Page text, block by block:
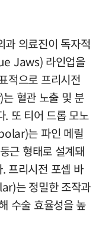
과 의료진이 독자적
Jaws) 라인업을
적으로 프리시전
혈관 노출 및 분
. 또 티어 드롭 모노
는 파인 메릴
근 형태로 설계돼
프리시전 포셉 바
는 정밀한 조작과
수술 효율성을 높